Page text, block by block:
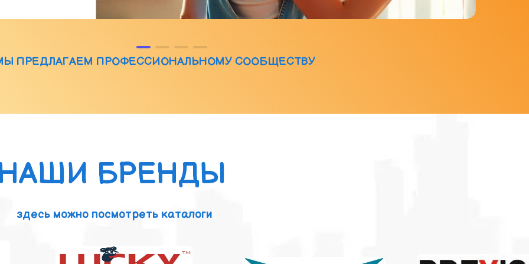
ПРЕДЛАГАЕМ ПРОФЕССИОНАЛЬНОМУ СООБЩЕСТВУ
БРЕНДЫ
здесь можно посмотреть каталоги